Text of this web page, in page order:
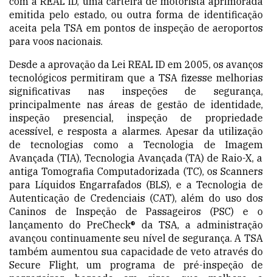
emitida pelo estado, ou outra forma de identificação
aceita pela TSA em pontos de inspeção de aeroportos
para voos nacionais.
Desde a aprovação da Lei REAL ID em 2005, os avanços
tecnológicos permitiram que a TSA fizesse melhorias
significativas nas inspeções de segurança,
principalmente nas áreas de gestão de identidade,
inspeção presencial, inspeção de propriedade
acessível, e resposta a alarmes. Apesar da utilização
de tecnologias como a Tecnologia de Imagem
Avançada (TIA), Tecnologia Avançada (TA) de Raio-X, a
antiga Tomografia Computadorizada (TC), os Scanners
para Líquidos Engarrafados (BLS), e a Tecnologia de
Autenticação de Credenciais (CAT), além do uso dos
Caninos de Inspeção de Passageiros (PSC) e o
lançamento do PreCheck® da TSA, a administração
avançou continuamente seu nível de segurança. A TSA
também aumentou sua capacidade de veto através do
Secure Flight, um programa de pré-inspeção de